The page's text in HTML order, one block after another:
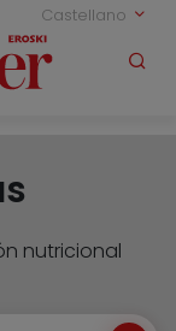
Castellano
nutricional